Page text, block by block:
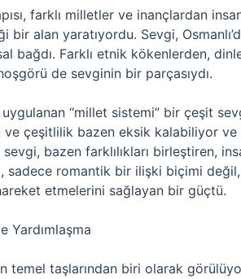
farklı milletler ve inançlardan
alan yaratıyordu. Sevgi,
bağdı. Farklı etnik kökenlerden,
de sevginin bir parçasıydı.
uygulanan “millet sistemi” bir çeşit
çeşitlilik bazen eksik kalabiliyor
bazen farklılıkları birleştiren,
romantik bir ilişki biçimi değil,
etmelerini sağlayan bir güçtü.
Yardımlaşma
temel taşlarından biri olarak